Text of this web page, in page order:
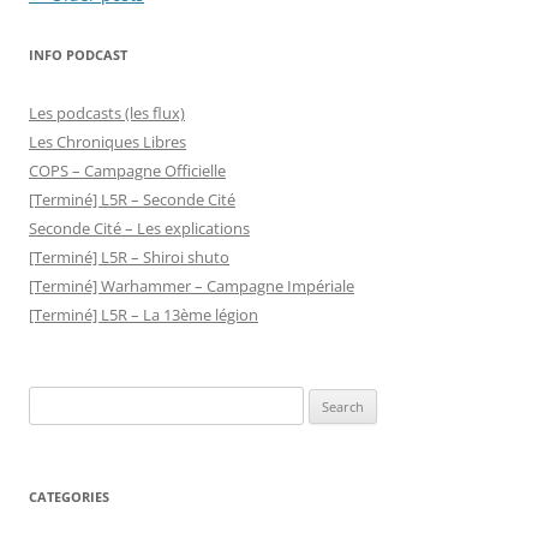
INFO PODCAST
Les podcasts (les flux)
Les Chroniques Libres
COPS – Campagne Officielle
[Terminé] L5R – Seconde Cité
Seconde Cité – Les explications
[Terminé] L5R – Shiroi shuto
[Terminé] Warhammer – Campagne Impériale
[Terminé] L5R – La 13ème légion
for:
CATEGORIES